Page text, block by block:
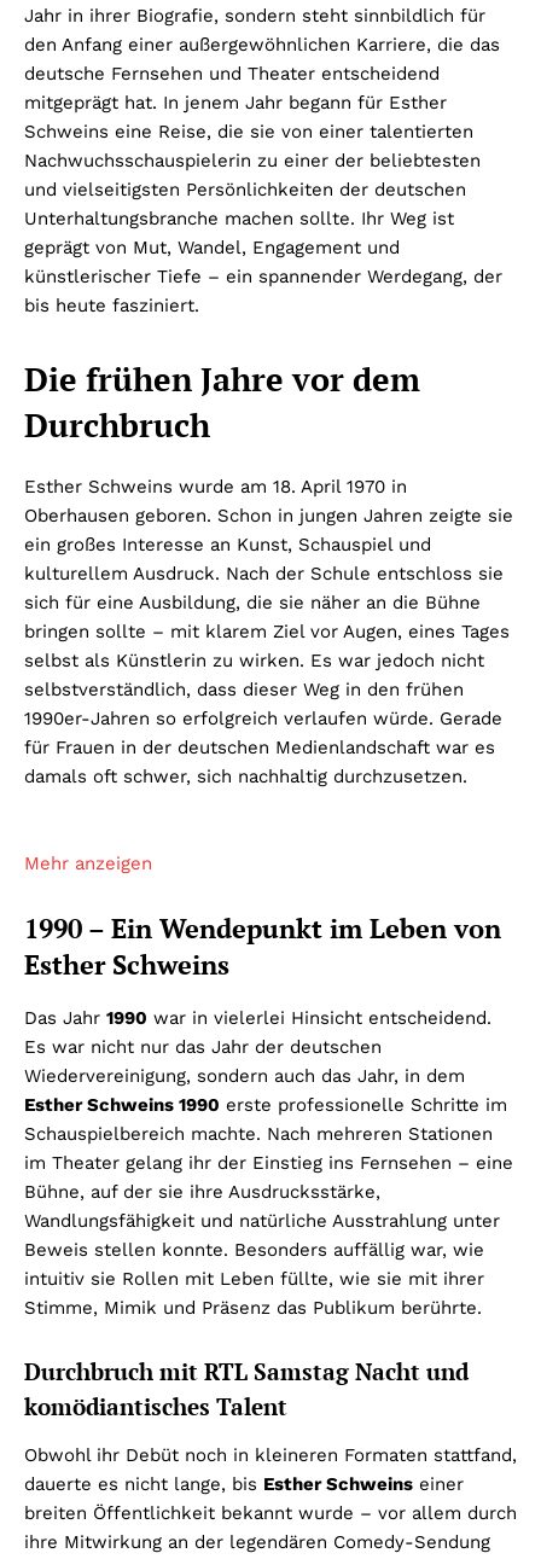
Jahr in ihrer Biografie, sondern steht sinnbildlich für
den Anfang einer außergewöhnlichen Karriere, die das
deutsche Fernsehen und Theater entscheidend
mitgeprägt hat. In jenem Jahr begann für Esther
Schweins eine Reise, die sie von einer talentierten
Nachwuchsschauspielerin zu einer der beliebtesten
und vielseitigsten Persönlichkeiten der deutschen
Unterhaltungsbranche machen sollte. Ihr Weg ist
geprägt von Mut, Wandel, Engagement und
künstlerischer Tiefe – ein spannender Werdegang, der
bis heute fasziniert.
Die frühen Jahre vor dem
Durchbruch
Esther Schweins wurde am 18. April 1970 in
Oberhausen geboren. Schon in jungen Jahren zeigte sie
ein großes Interesse an Kunst, Schauspiel und
kulturellem Ausdruck. Nach der Schule entschloss sie
sich für eine Ausbildung, die sie näher an die Bühne
bringen sollte – mit klarem Ziel vor Augen, eines Tages
selbst als Künstlerin zu wirken. Es war jedoch nicht
selbstverständlich, dass dieser Weg in den frühen
1990er-Jahren so erfolgreich verlaufen würde. Gerade
für Frauen in der deutschen Medienlandschaft war es
damals oft schwer, sich nachhaltig durchzusetzen.
Mehr anzeigen
1990 – Ein Wendepunkt im Leben von
Esther Schweins
Das Jahr 1990 war in vielerlei Hinsicht entscheidend.
Es war nicht nur das Jahr der deutschen
Wiedervereinigung, sondern auch das Jahr, in dem
Esther Schweins 1990 erste professionelle Schritte im
Schauspielbereich machte. Nach mehreren Stationen
im Theater gelang ihr der Einstieg ins Fernsehen – eine
Bühne, auf der sie ihre Ausdrucksstärke,
Wandlungsfähigkeit und natürliche Ausstrahlung unter
Beweis stellen konnte. Besonders auffällig war, wie
intuitiv sie Rollen mit Leben füllte, wie sie mit ihrer
Stimme, Mimik und Präsenz das Publikum berührte.
Durchbruch mit RTL Samstag Nacht und
komödiantisches Talent
Obwohl ihr Debüt noch in kleineren Formaten stattfand,
dauerte es nicht lange, bis Esther Schweins einer
breiten Öffentlichkeit bekannt wurde – vor allem durch
ihre Mitwirkung an der legendären Comedy-Sendung